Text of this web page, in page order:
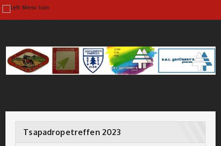
Tsapadropetreffen 2023